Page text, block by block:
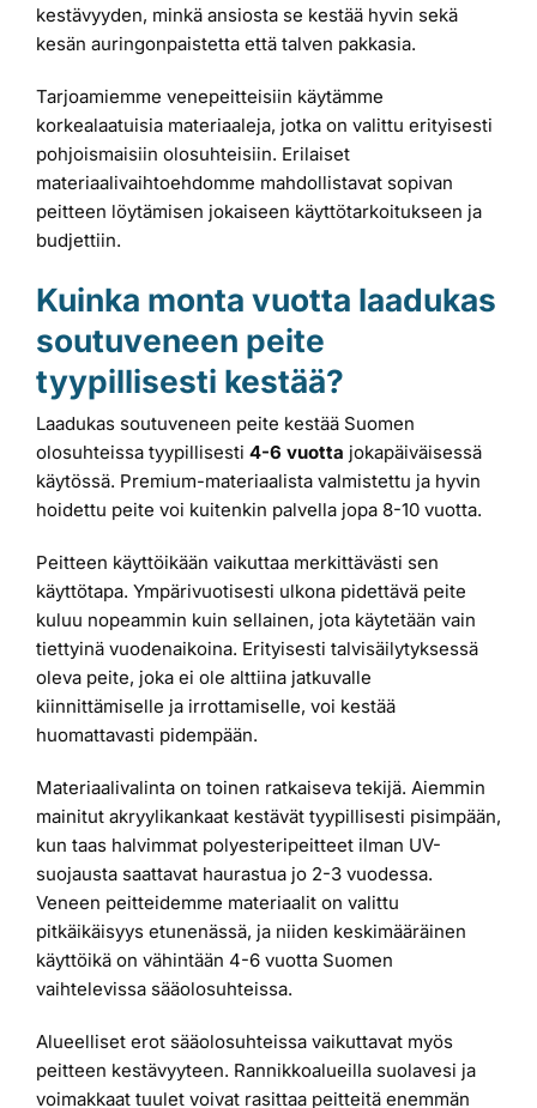
kestävyyden, minkä ansiosta se kestää hyvin sekä
kesän auringonpaistetta että talven pakkasia.
Tarjoamiemme venepeitteisiin käytämme
korkealaatuisia materiaaleja, jotka on valittu erityisesti
pohjoismaisiin olosuhteisiin. Erilaiset
materiaalivaihtoehdomme mahdollistavat sopivan
peitteen löytämisen jokaiseen käyttötarkoitukseen ja
budjettiin.
Kuinka monta vuotta laadukas
soutuveneen peite
tyypillisesti kestää?
Laadukas soutuveneen peite kestää Suomen
olosuhteissa tyypillisesti 4-6 vuotta jokapäiväisessä
käytössä. Premium-materiaalista valmistettu ja hyvin
hoidettu peite voi kuitenkin palvella jopa 8-10 vuotta.
Peitteen käyttöikään vaikuttaa merkittävästi sen
käyttötapa. Ympärivuotisesti ulkona pidettävä peite
kuluu nopeammin kuin sellainen, jota käytetään vain
tiettyinä vuodenaikoina. Erityisesti talvisäilytyksessä
oleva peite, joka ei ole alttiina jatkuvalle
kiinnittämiselle ja irrottamiselle, voi kestää
huomattavasti pidempään.
Materiaalivalinta on toinen ratkaiseva tekijä. Aiemmin
mainitut akryylikankaat kestävät tyypillisesti pisimpään,
kun taas halvimmat polyesteripeitteet ilman UV-
suojausta saattavat haurastua jo 2-3 vuodessa.
Veneen peitteidemme materiaalit on valittu
pitkäikäisyys etunenässä, ja niiden keskimääräinen
käyttöikä on vähintään 4-6 vuotta Suomen
vaihtelevissa sääolosuhteissa.
Alueelliset erot sääolosuhteissa vaikuttavat myös
peitteen kestävyyteen. Rannikkoalueilla suolavesi ja
voimakkaat tuulet voivat rasittaa peitteitä enemmän